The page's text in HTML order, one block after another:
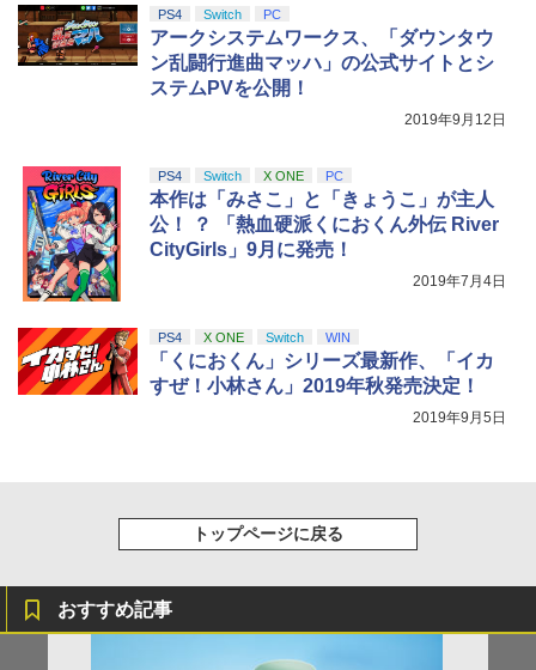
PS4 Switch PC
アークシステムワークス、「ダウンタウ
ン乱闘行進曲マッハ」の公式サイトとシ
ステムPVを公開！
2019年9月12日
PS4 Switch X ONE PC
本作は「みさこ」と「きょうこ」が主人
公！ ？ 「熱血硬派くにおくん外伝 River
CityGirls」9月に発売！
2019年7月4日
PS4 X ONE Switch WIN
「くにおくん」シリーズ最新作、「イカ
すぜ！小林さん」2019年秋発売決定！
2019年9月5日
トップページに戻る
おすすめ記事